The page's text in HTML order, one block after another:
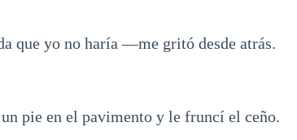
que yo no haría —me gritó desde atrás.
pie en el pavimento y le fruncí el ceño.